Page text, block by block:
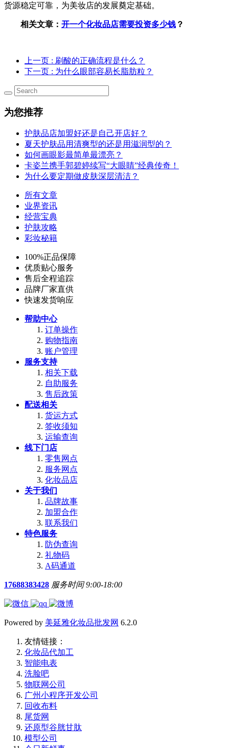
货源稳定可靠，为美妆店的发展奠定基础。
相关文章： 开一个化妆品店需要投资多少钱 ？
上一页 : 刷酸的正确流程是什么？
下一页 : 为什么眼部容易长脂肪粒？
为您推荐
护肤品店加盟好还是自己开店好？
夏天护肤品用清爽型的还是用滋润型的？
如何画眼影最简单最漂亮？
卡姿兰携手郭碧婷续写“大眼睛”经典传奇！
为什么要定期做皮肤深层清洁？
所有文章
业界资讯
经营宝典
护肤攻略
彩妆秘籍
100%正品保障
优质贴心服务
售后全程追踪
品牌厂家直供
快速发货响应
帮助中心
订单操作
购物指南
账户管理
服务支持
相关下载
自助服务
售后政策
配送相关
货运方式
签收须知
运输查询
线下门店
零售网点
服务网点
化妆品店
关于我们
品牌故事
加盟合作
联系我们
特色服务
防伪查询
礼物码
A码通道
17688383428 服务时间 9:00-18:00
Powered by 美延雅化妆品批发网 6.2.0
友情链接：
化妆品代加工
智能电表
洗脸吧
物联网公司
广州小程序开发公司
回收布料
尾货网
还原型谷胱甘肽
模型公司